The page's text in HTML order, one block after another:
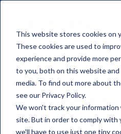
This website stores cookies on
These cookies are used to
experience and provide more
to you, both on this website
media. To find out more about
see our Privacy Policy.
We won't track your information
site. But in order to comply with
we'll have to use just one tiny
CYCLE